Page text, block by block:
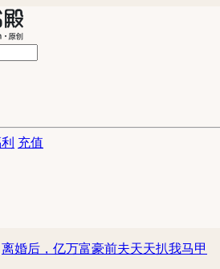
充值
离婚后，亿万富豪前夫天天扒我马甲